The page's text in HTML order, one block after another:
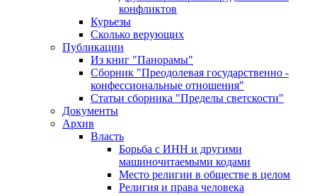
конфликтов
Курьезы
Сколько верующих
Публикации
Из книг "Панорамы"
Сборник "Преодолевая государственно -
конфессиональные отношения"
Статьи сборника "Пределы светскости"
Документы
Архив
Власть
Борьба с ИНН и другими
машиночитаемыми кодами
Место религии в обществе в целом
Религия и права человека